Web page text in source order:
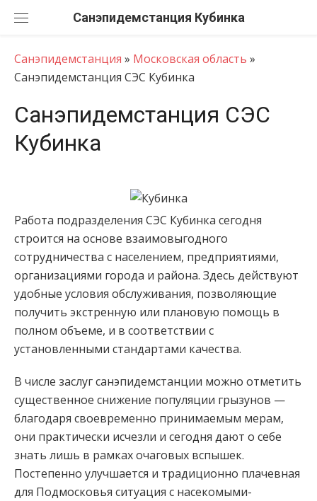
Санэпидемстанция
Санэпидемстанция » Московская область »
Санэпидемстанция СЭС Кубинка
Санэпидемстанция СЭС
Кубинка
Работа подразделения СЭС Кубинка сегодня
строится на основе взаимовыгодного
сотрудничества с населением, предприятиями,
организациями города и района. Здесь действуют
удобные условия обслуживания, позволяющие
получить экстренную или плановую помощь в
полном объеме, и в соответствии с
установленными стандартами качества.
В числе заслуг санэпидемстанции можно отметить
существенное снижение популяции грызунов —
благодаря своевременно принимаемым мерам,
они практически исчезли и сегодня дают о себе
знать лишь в рамках очаговых вспышек.
Постепенно улучшается и традиционно плачевная
для Подмосковья ситуация с насекомыми-